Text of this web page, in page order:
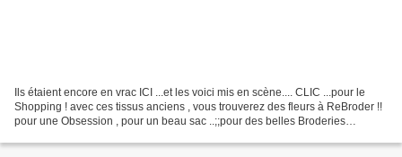
Ils étaient encore en vrac ICI ...et les voici mis en scène.... CLIC ...pour le
Shopping ! avec ces tissus anciens , vous trouverez des fleurs à ReBroder !!
pour une Obsession , pour un beau sac ..;;pour des belles Broderies